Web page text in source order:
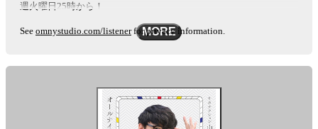
週火曜日25時から！
See omnystudio.com/listenerfor privacy information.
MORE